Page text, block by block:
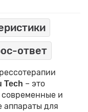
ответ
Tech – это
и
для